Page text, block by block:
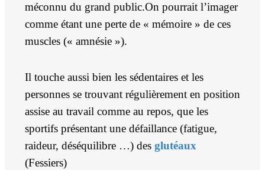
méconnu du grand public.On pourrait l’imager
comme étant une perte de « mémoire » de ces
muscles (« amnésie »).
Il touche aussi bien les sédentaires et les
personnes se trouvant régulièrement en position
assise au travail comme au repos, que les
sportifs présentant une défaillance (fatigue,
raideur, déséquilibre …) des glutéaux
(Fessiers)